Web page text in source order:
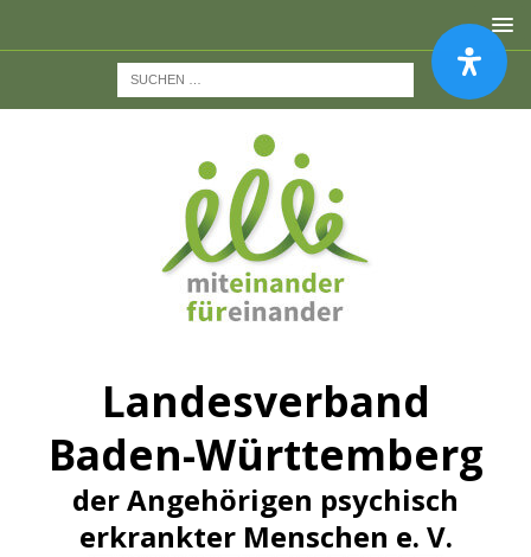
Landesverband
Baden-Württemberg
der Angehörigen psychisch
erkrankter Menschen e. V.